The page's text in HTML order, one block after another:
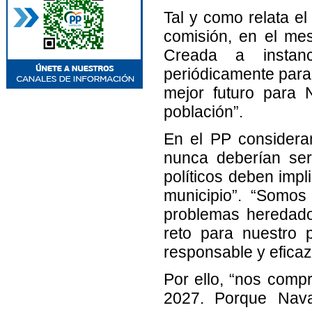
Tal y como relata
comisión, en el
Creada a
periódicamente
mejor futuro para
población”.
En el PP
nunca deberían
políticos deben
municipio”.
problemas
reto para nuestro
responsable y
Por ello, “nos
2027. Porque